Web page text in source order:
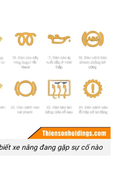
xe nâng đang gặp sự cố nào